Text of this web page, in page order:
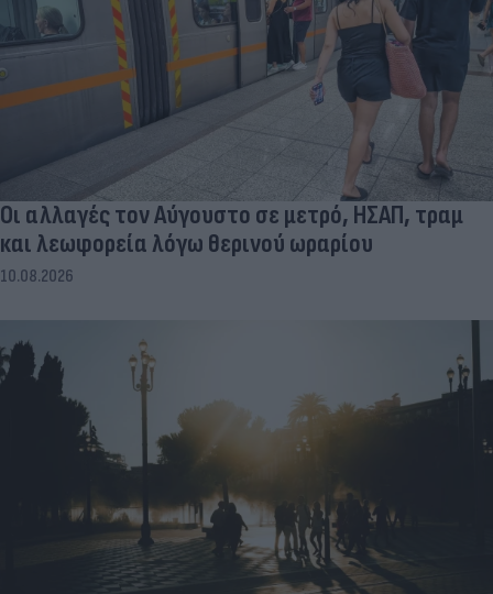
Οι αλλαγές τον Αύγουστο σε μετρό, ΗΣΑΠ, τραμ
και λεωφορεία λόγω θερινού ωραρίου
10.08.2026